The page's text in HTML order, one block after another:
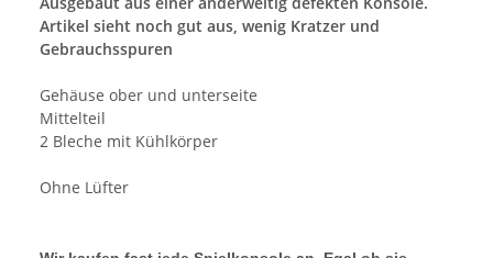
Artikel sieht noch gut aus, wenig Kratzer und
Gebrauchsspuren
Gehäuse ober und unterseite
Mittelteil
2 Bleche mit Kühlkörper
Ohne Lüfter